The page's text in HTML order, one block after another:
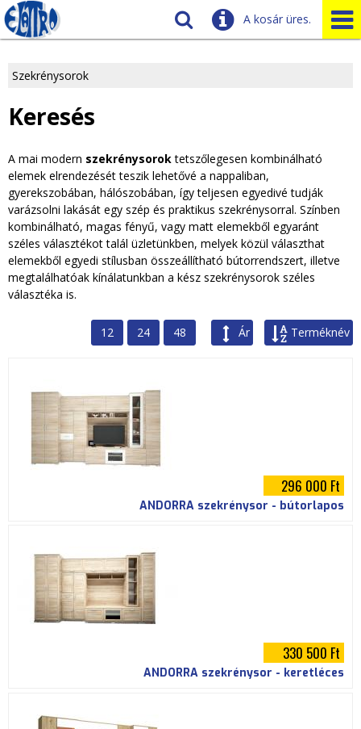
e
l
e
n
l
e
Szekrénysorok
Keresés
A mai modern szekrénysoroktetszőlegesen kombinálható
elemek elrendezését teszik lehetővé a nappaliban,
gyerekszobában, hálószobában, így teljesen egyedivé tudják
varázsolni lakását egy szép és praktikus szekrénysorral. Színben
kombinálható, magas fényű, vagy matt elemekből egyaránt
széles választékot talál üzletünkben, melyek közül választhat
elemekből egyedi stílusban összeállítható bútorrendszert, illetve
megtalálhatóak kínálatunkban a kész szekrénysorok széles
választéka is.
12 24 48 Ár Terméknév
296 000 Ft
ANDORRA szekrénysor - bútorlapos
330 500 Ft
ANDORRA szekrénysor - keretléces
A kosár üres.